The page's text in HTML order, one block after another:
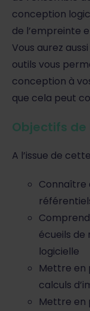
conception
de l’empreinte
Vous aurez
outils vous
conception à
que cela peut
Objectifs
A l’issue de
Connaître
écueils
logicielle
Mettre en
calculs
Mettre en